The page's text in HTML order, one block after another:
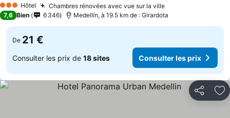
3 ÉtoilesHôtel
Chambres rénovées avec vue sur la ville
7,6 Bien 6 346 Medellín, à 19.5 km de : Girardota
De 21 €
Consulter les prix de 18 sites Consulter les prix
Partager